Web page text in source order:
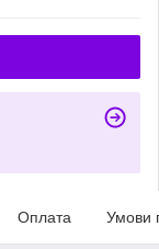
Оплата Умови